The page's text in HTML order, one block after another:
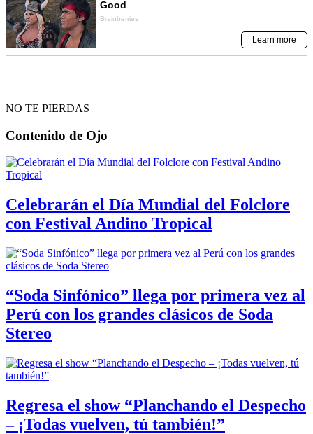
NO TE PIERDAS
Contenido de Ojo
Celebrarán el Día Mundial del Folclore
con Festival Andino Tropical
“Soda Sinfónico” llega por primera vez al
Perú con los grandes clásicos de Soda
Stereo
Regresa el show “Planchando el Despecho
– ¡Todas vuelven, tú también!”